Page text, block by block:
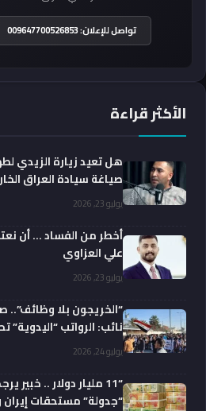
تواصل للإعلان: 009647700526853
الأكثر قراءة
هل تعيد زيارة الزيدي
صياغة سيادة العراق
فعليا؟.. باحث يوضحيوليو 23, 2026
أخطر من الفساد … أن
علي العزاوي
يوليو 23, 2026
“الخريجون بلا
نائب: الرواتب “اليدوية”
الفضائيين!يوليو 24, 2026
“11 مليار دولار .. خبير
“جدولة” مستحقات إيران